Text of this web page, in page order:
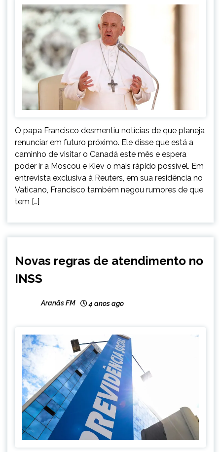
O papa Francisco desmentiu notícias de que planeja
renunciar em futuro próximo. Ele disse que está a
caminho de visitar o Canadá este mês e espera
poder ir a Moscou e Kiev o mais rápido possível. Em
entrevista exclusiva à Reuters, em sua residência no
Vaticano, Francisco também negou rumores de que
tem […]
NOTÍCIAS
Novas regras de atendimento no
INSS
Aranãs FM 4 anos ago